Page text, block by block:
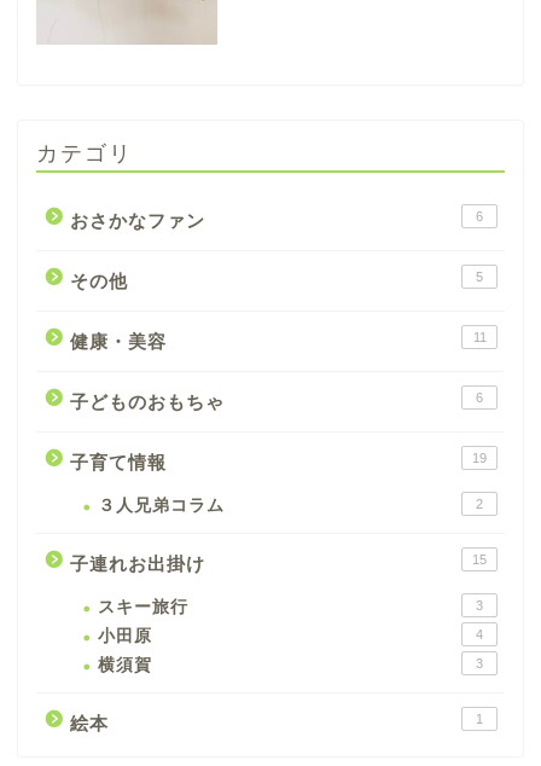
カテゴリ
おさかなファン 6
その他 5
健康・美容 11
子どものおもちゃ 6
子育て情報 19
３人兄弟コラム 2
子連れお出掛け 15
スキー旅行 3
小田原 4
横須賀 3
絵本 1